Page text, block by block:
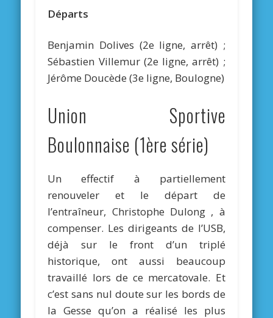
Départs
Benjamin Dolives (2e ligne, arrêt) ;
Sébastien Villemur (2e ligne, arrêt) ;
Jérôme Doucède (3e ligne, Boulogne)
Union Sportive
Boulonnaise (1ère série)
Un effectif à partiellement
renouveler et le départ de
l’entraîneur, Christophe Dulong , à
compenser. Les dirigeants de l’USB,
déjà sur le front d’un triplé
historique, ont aussi beaucoup
travaillé lors de ce mercatovale. Et
c’est sans nul doute sur les bords de
la Gesse qu’on a réalisé les plus